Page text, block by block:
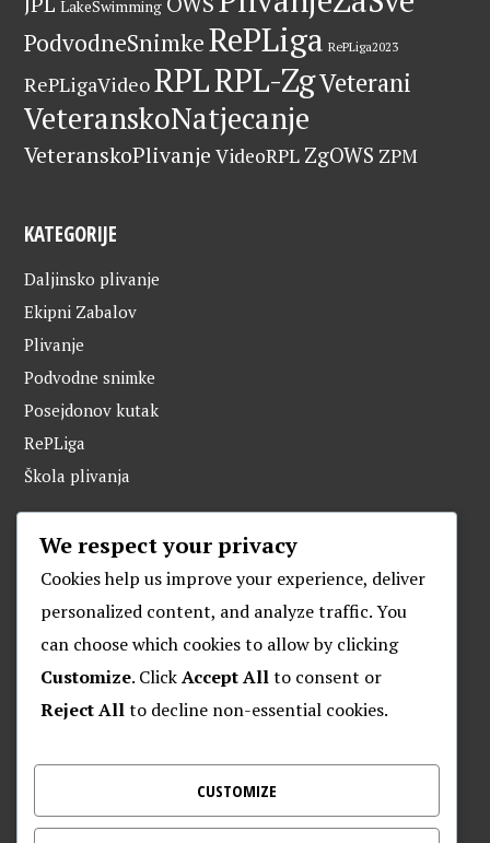
LakeSwimming
PodvodneSnimkeRePLiga RePLiga2023
RePLigaVideoRPLRPL-ZgVeterani
VeteranskoNatjecanje
VeteranskoPlivanje VideoRPL ZgOWS ZPM
KATEGORIJE
Daljinsko plivanje
Ekipni Zabalov
Plivanje
Podvodne snimke
Posejdonov kutak
RePLiga
Škola plivanja
ARHIVA
O POSEJDONU
Plivački klub “Posejdon”
Nalješkovićeva 17, Zagreb
Kontakt za veterane – 095 905 9720
We respect your privacy
Cookies help us improve your experience, deliver
personalized content, and analyze traffic. You
can choose which cookies to allow by clicking
Customize. ClickAccept Allto consent or
Reject Allto decline non-essential cookies.
CUSTOMIZE